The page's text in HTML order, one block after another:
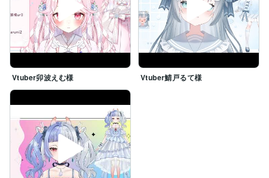
Vtuber卯波えむ様 Vtuber鯖戸るて様